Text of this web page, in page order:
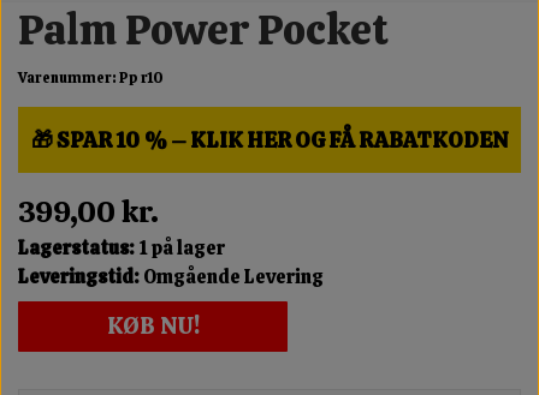
Palm Power Pocket
Varenummer: Pp r10
🎁 SPAR 10 % – KLIK HER OG FÅ RABATKODEN
399,00 kr.
Lagerstatus:1 på lager
Leveringstid:Omgående Levering
KØB NU!